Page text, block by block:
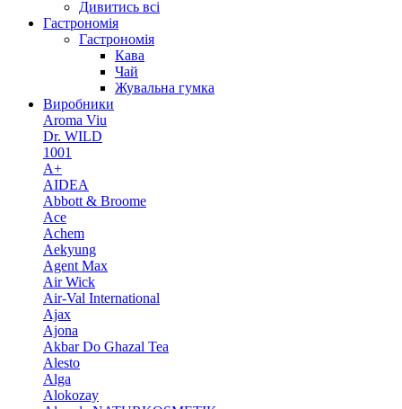
Дивитись всі
Гастрономія
Гастрономія
Кава
Чай
Жувальна гумка
Виробники
Aroma Viu
Dr. WILD
1001
A+
AIDEA
Abbott & Broome
Ace
Achem
Aekyung
Agent Max
Air Wick
Air-Val International
Ajax
Ajona
Akbar Do Ghazal Tea
Alesto
Alga
Alokozay